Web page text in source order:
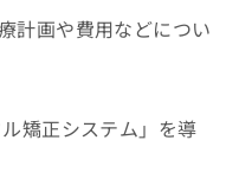
計画や費用などについ
矯正システム」を導